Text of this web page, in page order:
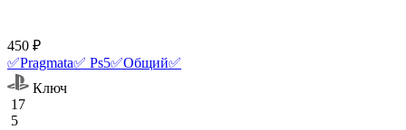
450 ₽
✅Pragmata✅ Ps5✅Общий✅
Ключ
17
5